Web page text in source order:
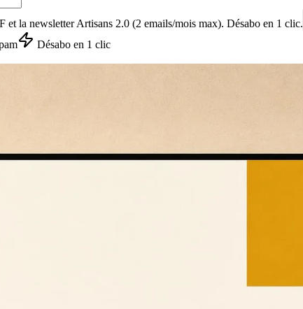
et la newsletter Artisans 2.0 (2 emails/mois max). Désabo en 1 clic.
Désabo en 1 clic